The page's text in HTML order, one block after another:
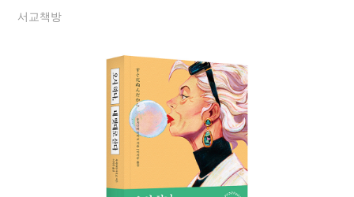
서교책방